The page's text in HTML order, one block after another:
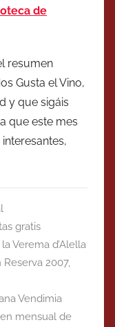
de
resumen
Gusta el Vino,
y que sigáis
que este mes
gratis
Verema d’Alella
Reserva 2007,
Vendimia
mensual de